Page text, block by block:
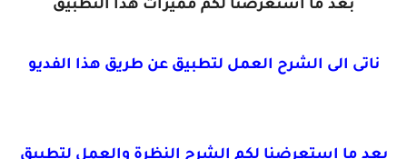
بعد ما استعرضنا لكم مميزات هذا التطبيق
ناتى الى الشرح العمل لتطبيق عن طريق هذا الفديو
بعد ما استعرضنا لكم الشرح النظرة والعمل لتطبيق